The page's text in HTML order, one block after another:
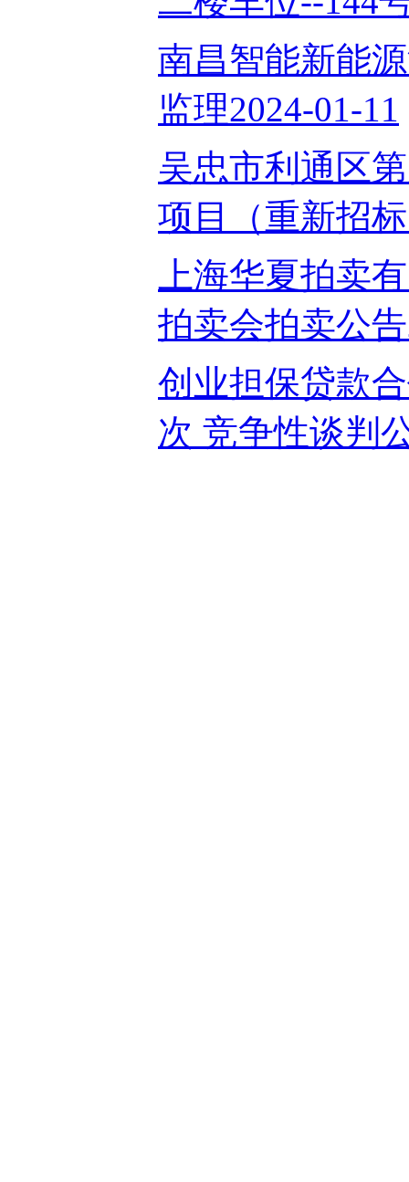
南昌智能新能
监理2024-01-11
吴忠市利通区
项目（重新招
上海华夏拍卖
拍卖会拍卖公
创业担保贷款
次 竞争性谈判